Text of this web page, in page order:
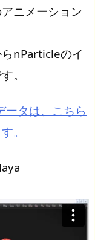
ニメーション
nParticleのイ
。
ータは、こちら
。